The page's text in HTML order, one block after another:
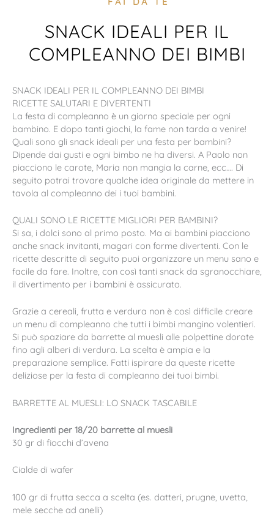
SNACK IDEALI PER IL
COMPLEANNO DEI BIMBI
SNACK IDEALI PER IL COMPLEANNO DEI BIMBI
RICETTE SALUTARI E DIVERTENTI
La festa di compleanno è un giorno speciale per ogni
bambino. E dopo tanti giochi, la fame non tarda a venire!
Quali sono gli snack ideali per una festa per bambini?
Dipende dai gusti e ogni bimbo ne ha diversi. A Paolo non
piacciono le carote, Maria non mangia la carne, ecc…. Di
seguito potrai trovare qualche idea originale da mettere in
tavola al compleanno dei i tuoi bambini.
QUALI SONO LE RICETTE MIGLIORI PER BAMBINI?
Si sa, i dolci sono al primo posto. Ma ai bambini piacciono
anche snack invitanti, magari con forme divertenti. Con le
ricette descritte di seguito puoi organizzare un menu sano e
facile da fare. Inoltre, con così tanti snack da sgranocchiare,
il divertimento per i bambini è assicurato.
Grazie a cereali, frutta e verdura non è così difficile creare
un menu di compleanno che tutti i bimbi mangino volentieri.
Si può spaziare da barrette al muesli alle polpettine dorate
fino agli alberi di verdura. La scelta è ampia e la
preparazione semplice. Fatti ispirare da queste ricette
deliziose per la festa di compleanno dei tuoi bimbi.
BARRETTE AL MUESLI: LO SNACK TASCABILE
Ingredienti per 18/20 barrette al muesli
30 gr di fiocchi d’avena
Cialde di wafer
100 gr di frutta secca a scelta (es. datteri, prugne, uvetta,
mele secche ad anelli)